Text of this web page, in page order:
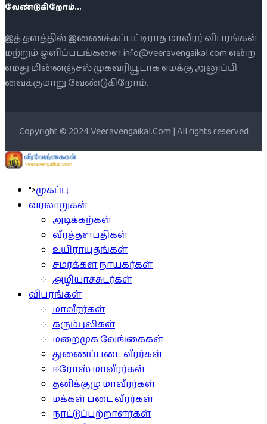
வேண்டுகிறோம்...
இத் தளத்தில் இணைக்கப்பட்டிராத மாவீரர் விபரங்கள்
மற்றும் ஒளிப்படங்களை info@veeravengaikal.com என்ற
எமது மின்னஞ்சல் முகவரியூடாக எமக்கு அனுப்பி
வைக்குமாறு வேண்டுகிறோம்.
Copyright © 2024 Veeravengaikal.Com | All rights reserved
">முகப்பு
வரலாறுகள்
அடிக்கற்கள்
வீரத்தளபதிகள்
உயிராயுதங்கள்
சமர்க்கள நாயகர்கள்
அழியாச்சுடர்கள்
விபரங்கள்
மாவீரர்கள்
கரும்புலிகள்
மறைமுக வேங்கைகள்
துணைப்படை வீரர்கள்
ஈரோஸ் மாவீரர்கள்
தனிக்குழு மாவீரர்கள்
மக்கள் படை வீரர்கள்
நாட்டுப்பற்றாளர்கள்